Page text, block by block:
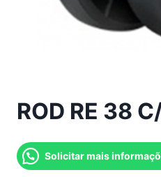
ROD RE 38
Solicitar mais